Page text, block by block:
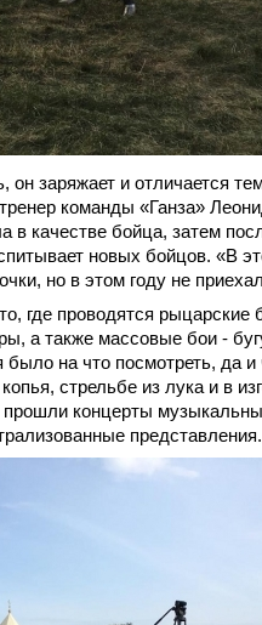
он заряжает и отличается
команды «Ганза»
в качестве бойца, затем
новых бойцов. «В
но в этом году не
где проводятся рыцарские
а также массовые бои -
было на что посмотреть, да
стрельбе из лука и в
концерты
представления.